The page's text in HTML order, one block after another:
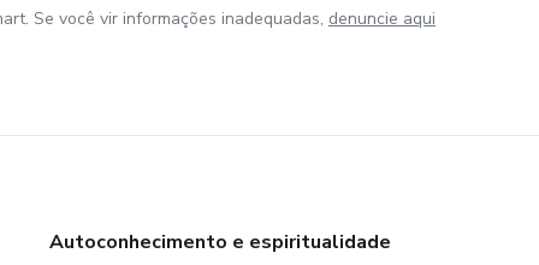
Se você vir informações inadequadas, denuncie aqui
Autoconhecimento e espiritualidade